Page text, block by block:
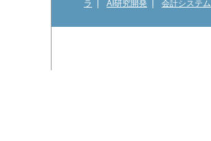
ラ AI研究開発 会計システム